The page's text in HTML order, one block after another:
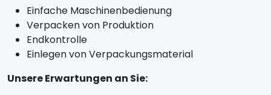
Einfache Maschinenbedienung
Verpacken von Produktion
Endkontrolle
Einlegen von Verpackungsmaterial
Unsere Erwartungen an Sie: